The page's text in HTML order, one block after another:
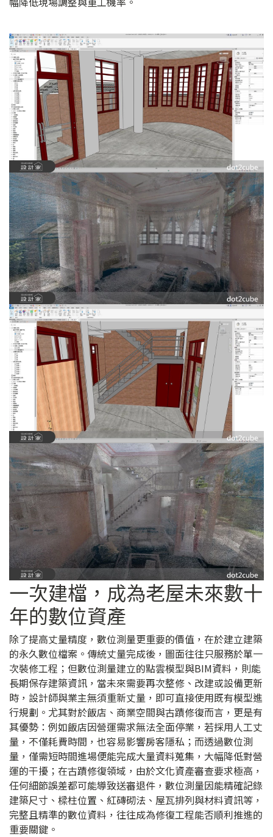
一次建檔，成為老屋未來數十
年的數位資產
除了提高丈量精度，數位測量更重要的價值，在於建立建築
的永久數位檔案。傳統丈量完成後，圖面往往只服務於單一
次裝修工程；但數位測量建立的點雲模型與BIM資料，則能
長期保存建築資訊，當未來需要再次整修、改建或設備更新
時，設計師與業主無須重新丈量，即可直接使用既有模型進
行規劃。尤其對於飯店、商業空間與古蹟修復而言，更是有
其優勢：例如飯店因營運需求無法全面停業，若採用人工丈
量，不僅耗費時間，也容易影響房客隱私；而透過數位測
量，僅需短時間進場便能完成大量資料蒐集，大幅降低對營
運的干擾；在古蹟修復領域，由於文化資產審查要求極高，
任何細節誤差都可能導致送審退件，數位測量因能精確記錄
建築尺寸、樑柱位置、紅磚砌法、屋瓦排列與材料資訊等，
完整且精準的數位資料，往往成為修復工程能否順利推進的
重要關鍵。